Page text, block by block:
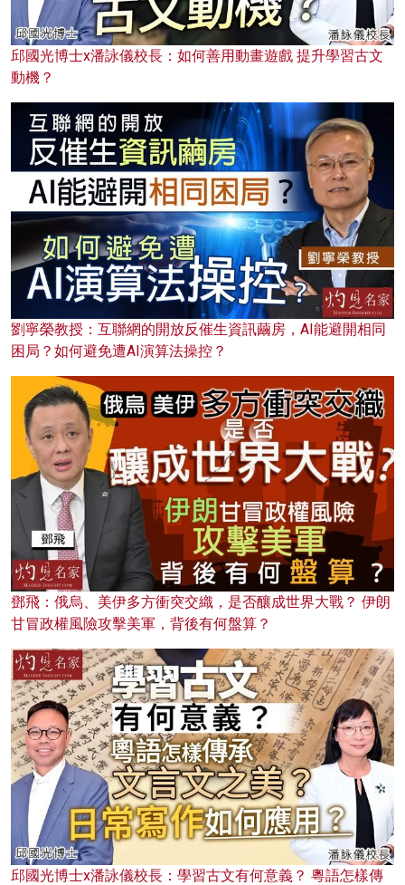
邱國光博士x潘詠儀校長：如何善用動畫遊戲 提升學習古文
動機？
劉寧榮教授：互聯網的開放反催生資訊繭房，AI能避開相同
困局？如何避免遭AI演算法操控？
鄧飛：俄烏、美伊多方衝突交織，是否釀成世界大戰？ 伊朗
甘冒政權風險攻擊美軍，背後有何盤算？
邱國光博士x潘詠儀校長：學習古文有何意義？ 粵語怎樣傳